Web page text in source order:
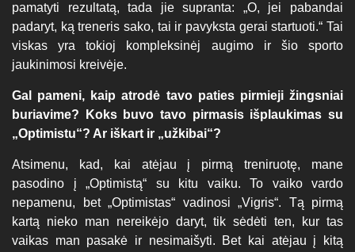
pamatyti rezultatą, tada jie supranta: „O, jei pabandai
padaryt, ką treneris sako, tai ir pavyksta gerai startuoti.“ Tai
viskas yra tokioj kompleksinėj augimo ir šio sporto
jaukinimosi kreivėje.
Gal pameni, kaip atrodė tavo paties pirmieji žingsniai
buriavime? Koks buvo tavo pirmasis išplaukimas su
„Optimistu“? Ar iškart ir „užkibai“?
Atsimenu, kad, kai atėjau į pirmą treniruotę, mane
pasodino į „Optimistą“ su kitu vaiku. To vaiko vardo
nepamenu, bet „Optimistas“ vadinosi „Vigris“. Tą pirmą
kartą nieko man nereikėjo daryt, tik sėdėti ten, kur tas
vaikas man pasakė ir nesimaišyti. Bet kai atėjau į kitą